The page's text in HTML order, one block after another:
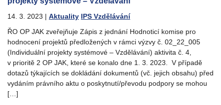
14. 3. 2023 | Aktuality IPS Vzdělávání
ŘO OP JAK zveřejňuje Zápis z jednání Hodnoticí komise pro
hodnocení projektů předložených v rámci výzvy č. 02_22_005
(Individuální projekty systémové – Vzdělávání) aktivita č. 4,
v prioritě 2 OP JAK, které se konalo dne 1. 3. 2023. V případě
dotazů týkajících se dokládání dokumentů (vč. jejich obsahu) před
vydáním právního aktu o poskytnutí/převodu podpory se mohou
[…]